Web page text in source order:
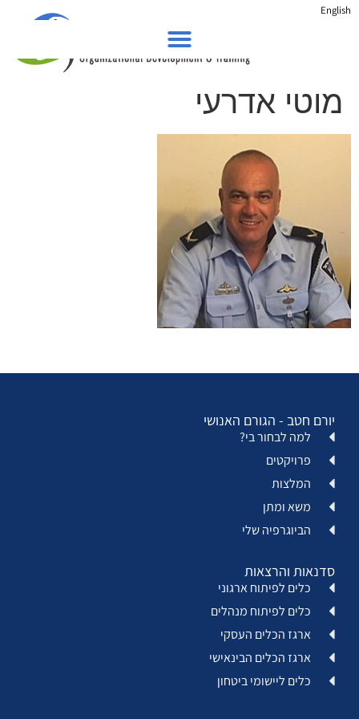
English
מוטי אדרעי
יורם חטב - הגורם האנושי
למה לבחור בי?
פרויקטים
המלצות
משא ומתן
הביוגרפיה שלי
סדנאות והרצאות
כלים לפיתוח ארגוני
כלים לפיתוח מנהלים
ארגז הכלים העסקי
ארגז הכלים הבינאישי
כלים ליישומי ביטחון